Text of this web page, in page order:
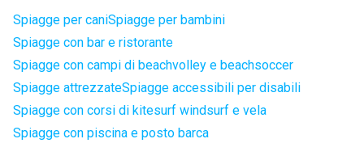
Spiagge per caniSpiagge per bambini
Spiagge con bar e ristorante
Spiagge con campi di beachvolley e beachsoccer
Spiagge attrezzateSpiagge accessibili per disabili
Spiagge con corsi di kitesurf windsurf e vela
Spiagge con piscina e posto barca